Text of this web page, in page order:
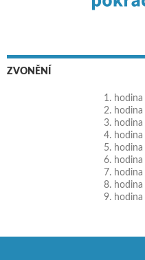
ZVONĚNÍ
1. hodina
2. hodina
3. hodina
4. hodina
5. hodina
6. hodina
7. hodina
8. hodina
9. hodina